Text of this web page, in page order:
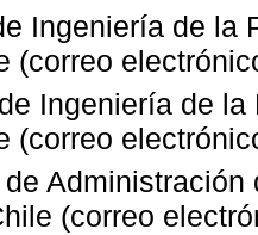
Ingeniería de la
(correo
Ingeniería de
(correo
(correo